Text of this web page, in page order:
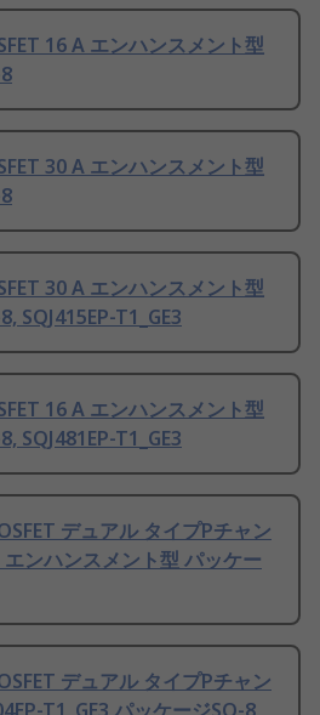
16 A エンハンスメント型
30 A エンハンスメント型
30 A エンハンスメント型
SQJ415EP-T1_GE3
16 A エンハンスメント型
SQJ481EP-T1_GE3
デュアル タイプPチャン
ンハンスメント型 パッケー
デュアル タイプPチャン